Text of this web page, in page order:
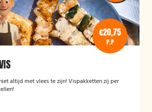
€20,75
P.P
altijd met vlees te zijn! Vispakketten zij per